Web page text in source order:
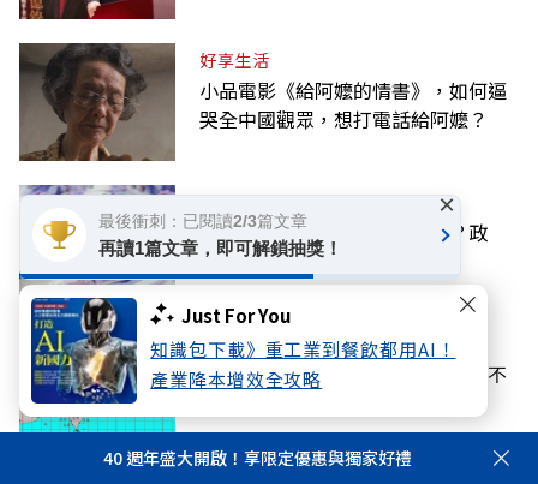
Just For You
知識包下載》重工業到餐飲都用AI！
產業降本增效全攻略
好享生活
小品電影《給阿嬤的情書》，如何逼
哭全中國觀眾，想打電話給阿嬤？
話題
停砍年金若違憲，要追回差額？政
院：判決後依法處理
話題
颱風白海豚動態：氣象署發海警、不
40 週年盛大開啟！享限定優惠與獨家好禮
最後衝刺：已閱讀2/3篇文章
再讀1篇文章，即可解鎖抽獎！
×